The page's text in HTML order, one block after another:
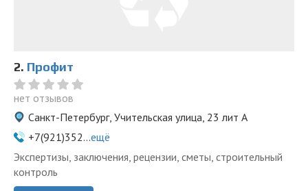
2. Профит
нет отзывов
Санкт-Петербург, Учительская улица, 23 лит А
+7(921)352...ещё
Экспертизы, заключения, рецензии, сметы, строительный
контроль